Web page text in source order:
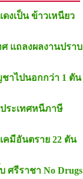
งเป็น ข้าวเหนียว
แถลงผลงานปราบ
าไปนอกกว่า 1 ตัน
ระเทศหนีภาษี
คมีอันตราย 22 ตัน
ศรีราชา No Drugs